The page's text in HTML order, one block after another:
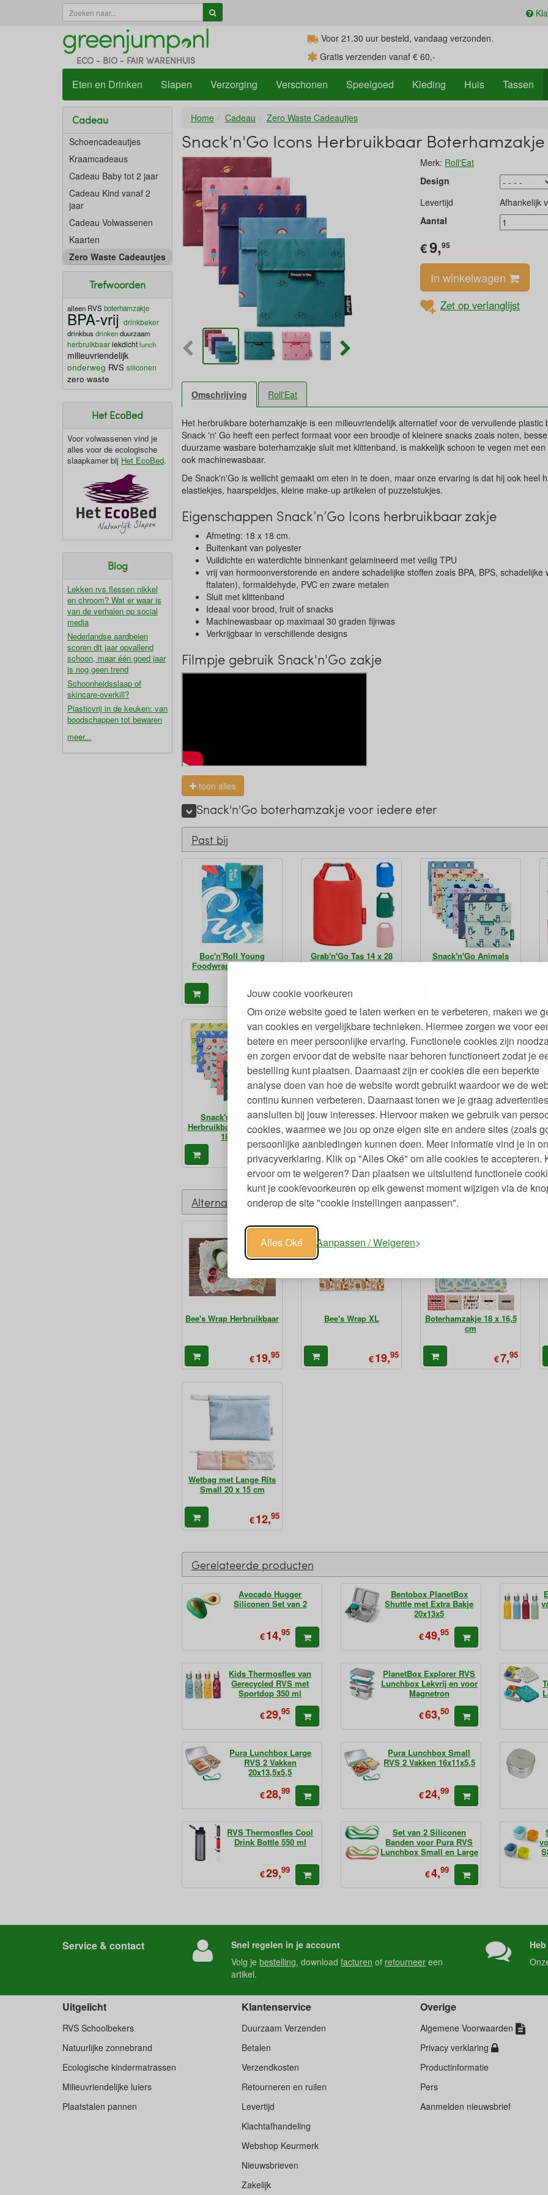
Jouw cookie voorkeuren
Om onze website goed te laten werken en te verbeteren, maken we
van cookies en vergelijkbare technieken. Hiermee zorgen we voor
betere en meer persoonlijke ervaring. Functionele cookies zijn
en zorgen ervoor dat de website naar behoren functioneert zodat je
bestelling kunt plaatsen. Daarnaast zijn er cookies die een beperkte
analyse doen van hoe de website wordt gebruikt waardoor we de
continu kunnen verbeteren. Daarnaast tonen we je graag
aansluiten bij jouw interesses. Hiervoor maken we gebruik van
cookies, waarmee we jou op onze eigen site en andere sites (zoals
persoonlijke aanbiedingen kunnen doen. Meer informatie vind je in
privacyverklaring. Klik op "Alles Oké" om alle cookies te accepteren.
ervoor om te weigeren? Dan plaatsen we uitsluitend functionele
kunt je cookievoorkeuren op elk gewenst moment wijzigen via de
onderop de site "cookie instellingen aanpassen".
Alles Oké Aanpassen / Weigeren
ECO - BIO - FAIR WARENHUIS
Voor 21.30 uur besteld, vandaag verzonden.
Gratis verzenden vanaf € 60,-
Eten en Drinken Slapen Verzorging Verschonen Speelgoed Kleding Huis Tassen
Cadeau
Schoencadeautjes
Kraamcadeaus
Cadeau Baby tot 2 jaar
Cadeau Kind vanaf 2
jaar
Cadeau Volwassenen
Kaarten
Zero Waste Cadeautjes
Trefwoorden
alleen RVS boterhamzakje
BPA-vrij drinkbeker
drinkbusdrinkenduurzaam
herbruikbaarlekdichtlunch
milieuvriendelijk
onderweg RVS siliconen
zero waste
Het EcoBed
Voor volwassenen vind je
alles voor de ecologische
slaapkamer bij Het EcoBed.
Blog
Lekken rvs flessen nikkel
en chroom? Wat er waar is
van de verhalen op social
media
Nederlandse aardbeien
scoren dit jaar opvallend
schoon, maar één goed jaar
is nog geen trend
Schoonheidsslaap of
skincare-overkill?
Plasticvrij in de keuken: van
boodschappen tot bewaren
meer...
Home Cadeau Zero Waste Cadeautjes
Snack'n'Go Icons Herbruikbaar Boterhamzakje
Merk: Roll'Eat
Design
Levertijd
Afhankelijk
Aantal
€9,95
In winkelwagen
Zet op verlanglijst
Omschrijving Roll'Eat
Het herbruikbare boterhamzakje is een milieuvriendelijk alternatief voor de vervuilende plastic
Snack 'n' Go heeft een perfect formaat voor een broodje of kleinere snacks zoals noten,
duurzame wasbare boterhamzakje sluit met klittenband, is makkelijk schoon te vegen met
ook machinewasbaar.
De Snack'n'Go is wellicht gemaakt om eten in te doen, maar onze ervaring is dat hij ook heel
elastiekjes, haarspeldjes, kleine make-up artikelen of puzzelstukjes.
Eigenschappen Snack’n’Go Icons herbruikbaar zakje
Afmeting: 18 x 18 cm.
Buitenkant van polyester
Vuildichte en waterdichte binnenkant gelamineerd met veilig TPU
vrij van hormoonverstorende en andere schadelijke stoffen zoals BPA, BPS, schadelijke
ftalaten), formaldehyde, PVC en zware metalen
Sluit met klittenband
Ideaal voor brood, fruit of snacks
Machinewasbaar op maximaal 30 graden fijnwas
Verkrijgbaar in verschillende designs
Filmpje gebruik Snack'n'Go zakje
toon alles
Snack'n'Go boterhamzakje voor iedere eter
Past bij
Boc'n'Roll Young
Foodwrap 54 x 32 cm
€9, 95
Grab'n'Go Tas 14 x 28
cm
Snack'n'Go Animals
Herbruikbaar Zakje 18 x
Snack'n'Go Fruit
Herbruikbaar Zakje 18 x
18 cm
€9,
Snack'n'Go Wonderful
Herbruikbaar Zakje 18 x
18 cm
€9,95
Alternatieven
Bee's Wrap Herbruikbaar
€19,95
Bee's Wrap XL
€19,95
Boterhamzakje 18 x 16,5
cm
€7,95
Wetbag met Lange Rits
Small 20 x 15 cm
€12,95
Gerelateerde producten
Avocado Hugger
Siliconen Set van 2
€14,95
Bentobox PlanetBox
Shuttle met Extra Bakje
20x13x5
€49,95
Kids Thermosfles van
Gerecycled RVS met
Sportdop 350 ml
€29,95
PlanetBox Explorer RVS
Lunchbox Lekvrij en voor
Magnetron
€63,50
Pura Lunchbox Large
RVS 2 Vakken
20x13,5x5,5
€28,99
Pura Lunchbox Small
RVS 2 Vakken 16x11x5,5
€24,99
RVS Thermosfles Cool
Drink Bottle 550 ml
€29,99
Set van 2 Siliconen
Banden voor Pura RVS
Lunchbox Small en Large
€4,99
Service & contact
Snel regelen in je account
Volg jebestelling, downloadfacturen of retourneer een
artikel.
Klantenservice
Duurzaam Verzenden
Betalen
Verzendkosten
Retourneren en ruilen
Levertijd
Klachtafhandeling
Webshop Keurmerk
Nieuwsbrieven
Zakelijk
Uitgelicht
RVS Schoolbekers
Natuurlijke zonnebrand
Ecologische kindermatrassen
Milieuvriendelijke luiers
Plaatstalen pannen
Overige
Algemene Voorwaarden
Privacy verklaring
Productinformatie
Pers
Aanmelden nieuwsbrief